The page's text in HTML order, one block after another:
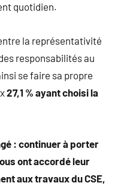
quotidien.
la représentativité
responsabilités au
se faire sa propre
27,1 % ayant choisi la
: continuer à porter
ont accordé leur
aux travaux du CSE,